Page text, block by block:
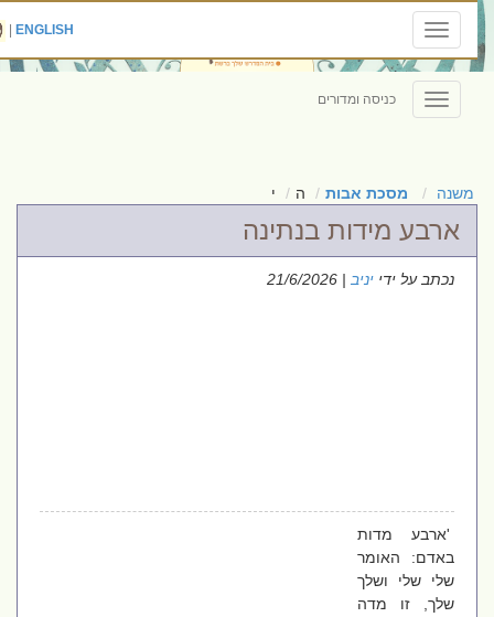
Toggle
navigation
ENGLISH
|
Toggle
navigation
כניסה ומדורים
משנה מסכת אבות ה י
ארבע מידות בנתינה
נכתב על ידייניב| 21/6/2026
'ארבע מדות
באדם: האומר
שלי שלי ושלך
שלך, זו מדה